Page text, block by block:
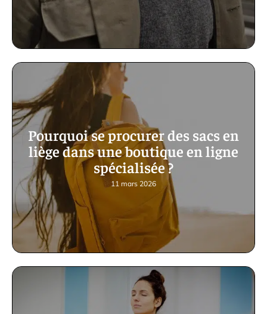
Pourquoi se procurer des sacs en
liège dans une boutique en ligne
spécialisée ?
11 mars 2026